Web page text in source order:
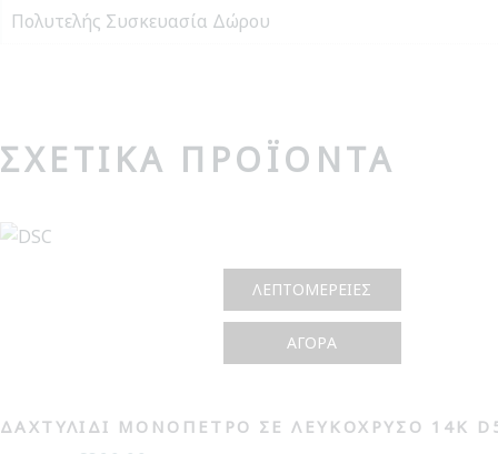
Πολυτελής Συσκευασία Δώρου
ΣΧΕΤΙΚΆ ΠΡΟΪΌΝΤΑ
ΛΕΠΤΟΜΈΡΕΙΕΣ
ΑΓΟΡΆ
ΔΑΧΤΥΛΊΔΙ ΜΟΝΌΠΕΤΡΟ ΣΕ ΛΕΥΚΌΧΡΥΣΟ 14Κ